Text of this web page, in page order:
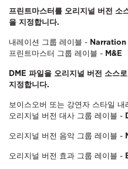
프린트마스터를 오리지널 버전 소
을 지정합니다.
내레이션 그룹 레이블 - Narration
프린트마스터 그룹 레이블 - M&E
DME 파일을 오리지널 버전 소스
지정합니다.
보이스오버 또는 강연자 스타일
오리지널 버전 대사 그룹 레이블 -
오리지널 버전 음악 그룹 레이블 -
오리지널 버전 효과 그룹 레이블 -